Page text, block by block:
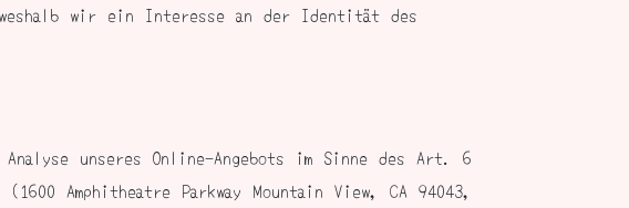
weshalb wir ein Interesse an der Identität des
unseres Online-Angebots im Sinne des Art. 6
Amphitheatre Parkway Mountain View, CA 94043,